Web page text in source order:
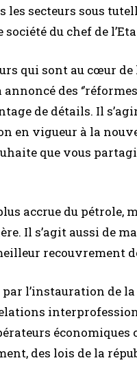
secteurs sous
du chef de
qui sont au cœur
des
de détails. Il
en vigueur à la
que vous
accrue du pétrole,
Il s’agit aussi de
recouvrement
l’instauration de
des lois de la